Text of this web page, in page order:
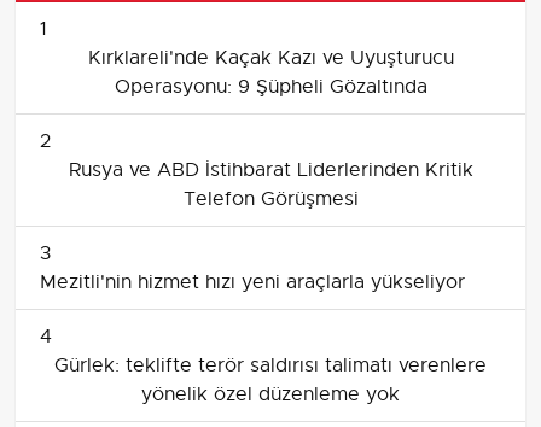
1
Kırklareli'nde Kaçak Kazı ve Uyuşturucu
Operasyonu: 9 Şüpheli Gözaltında
2
Rusya ve ABD İstihbarat Liderlerinden Kritik
Telefon Görüşmesi
3
Mezitli'nin hizmet hızı yeni araçlarla yükseliyor
4
Gürlek: teklifte terör saldırısı talimatı verenlere
yönelik özel düzenleme yok